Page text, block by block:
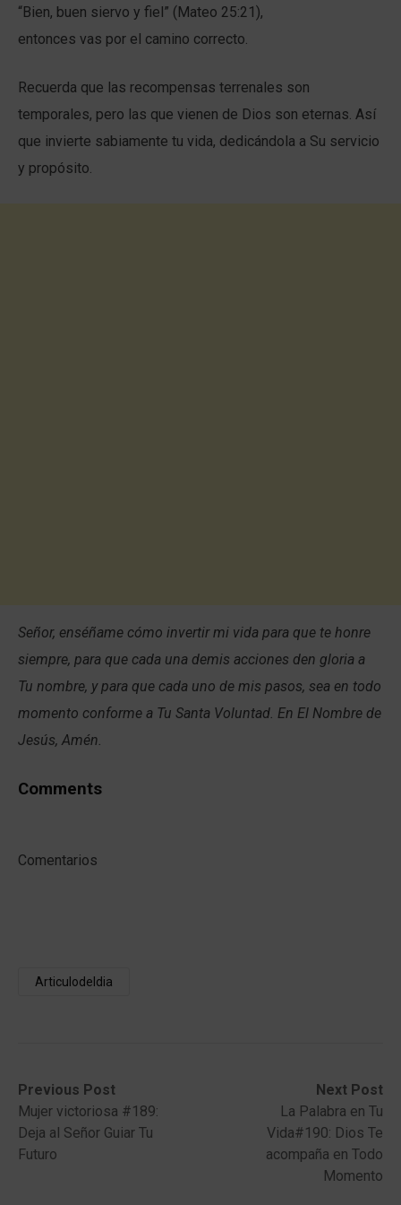
“Bien, buen siervo y fiel” (Mateo 25:21),
entonces vas por el camino correcto.
Recuerda que las recompensas terrenales son
temporales, pero las que vienen de Dios son eternas. Así
que invierte sabiamente tu vida, dedicándola a Su servicio
y propósito.
Señor, enséñame cómo invertir mi vida para que te honre
siempre, para que cada una demis acciones den gloria a
Tu nombre, y para que cada uno de mis pasos, sea en todo
momento conforme a Tu Santa Voluntad. En El Nombre de
Jesús, Amén.
Comments
Comentarios
Articulodeldia
Post
navigation
Previous Post
Previous
post:Mujer victoriosa #189:
Deja al Señor Guiar Tu
Futuro
Next Post
Next
post:
La Palabra en Tu
Vida#190: Dios Te
acompaña en Todo
Momento